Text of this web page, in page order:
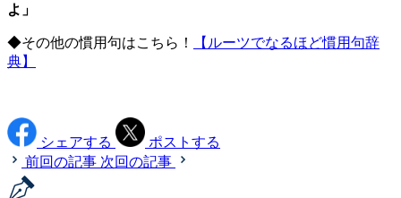
よ」
◆その他の慣用句はこちら！
【ルーツでなるほど慣用句辞
典】
シェアする
ポストする
前回の記事 次回の記事